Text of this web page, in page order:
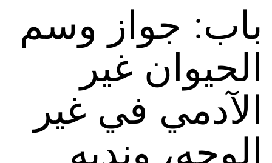
باب: جواز وسم
الحيوان غير
الآدمي في غير
الوجه، وندبه